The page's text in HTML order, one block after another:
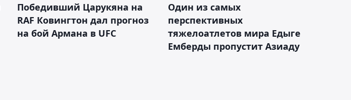
Победивший Царукяна на
RAF Ковингтон дал прогноз
на бой Армана в UFC
Один из самых
перспективных
тяжелоатлетов мира Едыге
Емберды пропустит Азиаду